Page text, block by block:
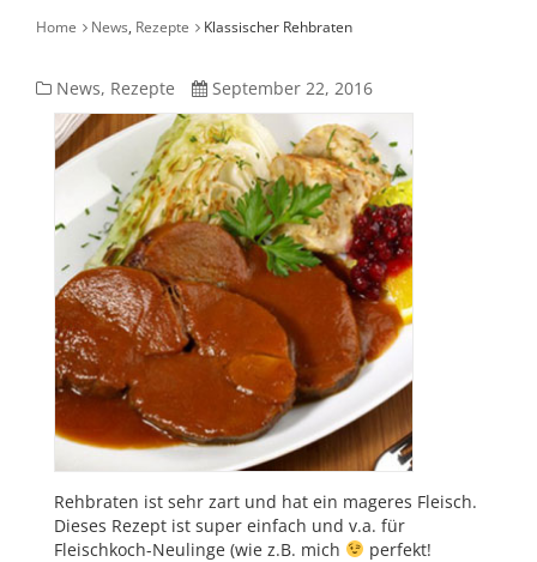
Home News, Rezepte Klassischer Rehbraten
Klassischer
Rehbraten
News, Rezepte September 22, 2016
Rehbraten ist sehr zart und hat ein mageres Fleisch.
Dieses Rezept ist super einfach und v.a. für
Fleischkoch-Neulinge (wie z.B. mich
perfekt!